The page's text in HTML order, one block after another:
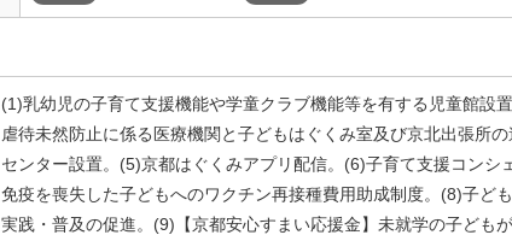
(1)乳幼児の子育て支援機能や学童クラブ機能等を有する児童館設
虐待未然防止に係る医療機関と子どもはぐくみ室及び京北出張所
センター設置。(5)京都はぐくみアプリ配信。(6)子育て支援コンシ
免疫を喪失した子どもへのワクチン再接種費用助成制度。(8)子ど
実践・普及の促進。(9)【京都安心すまい応援金】未就学の子ども